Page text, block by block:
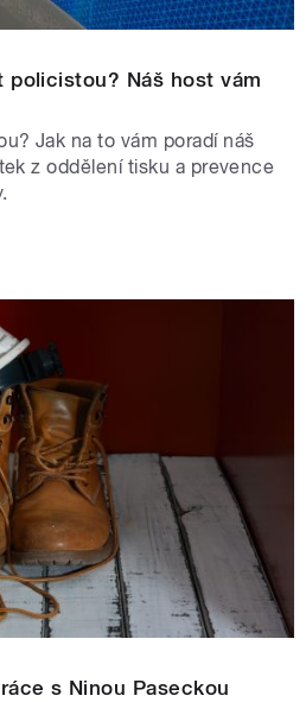
Náš host vám
Jak na to vám poradí náš
z oddělení tisku a prevence
s Ninou Paseckou